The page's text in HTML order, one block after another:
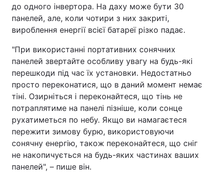
до одного інвертора. На даху може бути 30
панелей, але, коли чотири з них закриті,
вироблення енергії всієї батареї різко падає.
"При використанні портативних сонячних
панелей звертайте особливу увагу на будь-які
перешкоди під час їх установки. Недостатньо
просто переконатися, що в даний момент немає
тіні. Озирніться і переконайтеся, що тінь не
потраплятиме на панелі пізніше, коли сонце
рухатиметься по небу. Якщо ви намагаєтеся
пережити зимову бурю, використовуючи
сонячну енергію, також переконайтеся, що сніг
не накопичується на будь-яких частинах ваших
панелей", – пише він.